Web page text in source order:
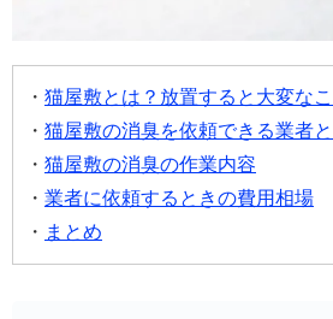
猫屋敷とは？放置すると大変な
猫屋敷の消臭を依頼できる業者
猫屋敷の消臭の作業内容
業者に依頼するときの費用相場
まとめ